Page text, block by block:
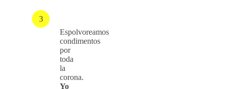
Espolvoreamos
condimentos
por
toda
la
corona.
Yo